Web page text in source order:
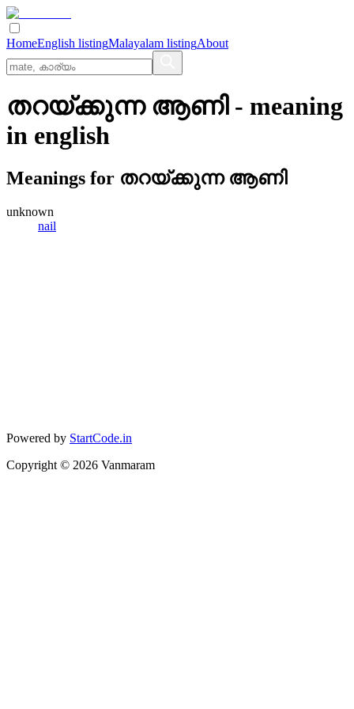
HomeEnglish listingMalayalam listingAbout
തറയ്ക്കുന്ന ആണി- meaning
in english
Meanings for തറയ്ക്കുന്ന ആണി
unknown
nail
Powered by StartCode.in
Copyright © 2026 Vanmaram